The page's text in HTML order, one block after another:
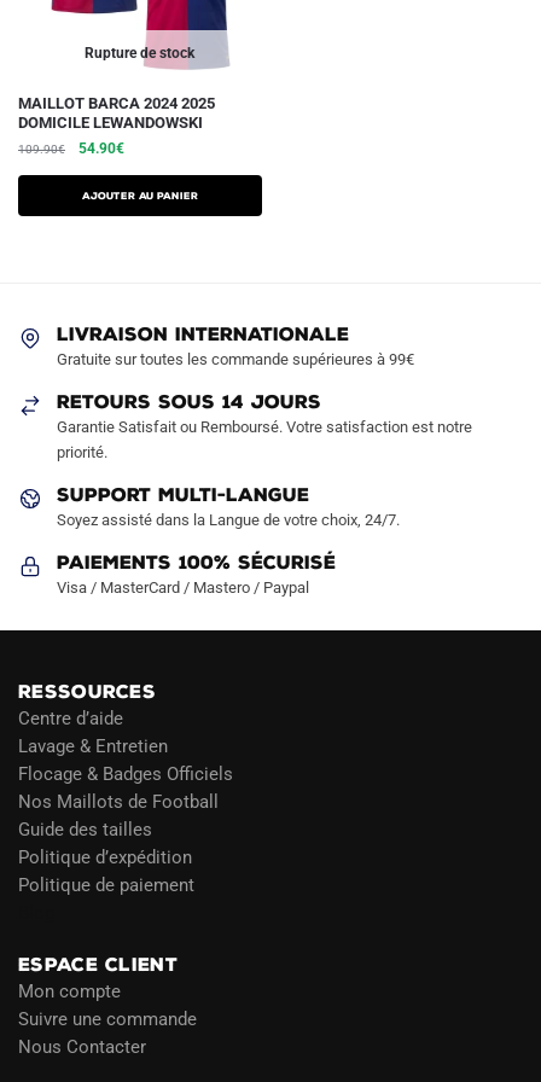
Rupture de stock
MAILLOT BARCA 2024 2025
DOMICILE LEWANDOWSKI
109.90€
Le
initial
était :
54.90€Le
actuel
est :
AJOUTER AU PANIER
Ce
produit
a
plusieurs
variations.
être
choisies
sur
la
produit
LIVRAISON INTERNATIONALE
Gratuite sur toutes les commande supérieures à 99€
RETOURS SOUS 14 JOURS
Garantie Satisfait ou Remboursé. Votre satisfaction est notre
priorité.
SUPPORT MULTI-LANGUE
Soyez assisté dans la Langue de votre choix, 24/7.
Paiements 100% Sécurisé
Visa / MasterCard / Mastero / Paypal
RESSOURCES
Centre d’aide
Lavage & Entretien
Flocage & Badges Officiels
Nos Maillots de Football
Guide des tailles
Politique d’expédition
Politique de paiement
ESPACE CLIENT
Mon compte
Suivre une commande
Nous Contacter